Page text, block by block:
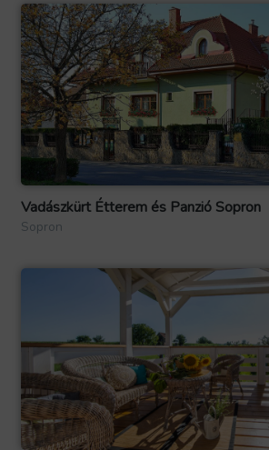
Vadászkürt Étterem és Panzió Sopron
Sopron